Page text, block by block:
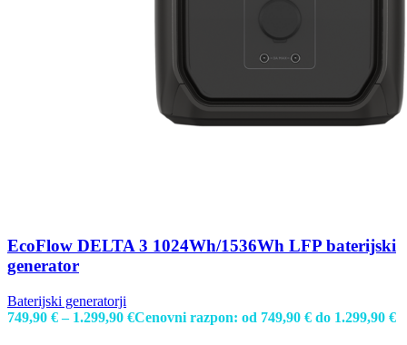
EcoFlow DELTA 3 1024Wh/1536Wh LFP baterijski
generator
Baterijski generatorji
749,90 € – 1.299,90 €Cenovni razpon: od 749,90 € do 1.299,90 €